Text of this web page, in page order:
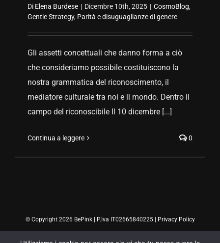
Di Elena Burdese | Dicembre 10th, 2025 | CosmoBlog,
Gentle Strategy, Parità e disuguaglianze di genere
Gli assetti concettuali che danno forma a ciò
che consideriamo possibile costituiscono la
nostra grammatica del riconoscimento, il
mediatore culturale tra noi e il mondo. Dentro il
campo del riconoscibile Il 10 dicembre [...]
Continua a leggere 0
© Copyright 2026 BePink | P.Iva IT02665840225 | Privacy Policy